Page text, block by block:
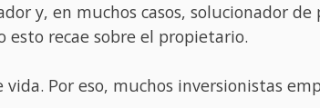
y, en muchos casos, solucionador de
recae sobre el propietario.
Por eso, muchos inversionistas